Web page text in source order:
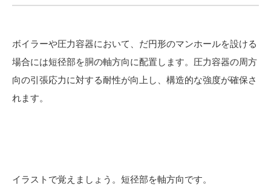
ボイラーや圧力容器において、だ円形のマンホールを設ける
場合には短径部を胴の軸方向に配置します。圧力容器の周方
向の引張応力に対する耐性が向上し、構造的な強度が確保さ
れます。
イラストで覚えましょう。短径部を軸方向です。